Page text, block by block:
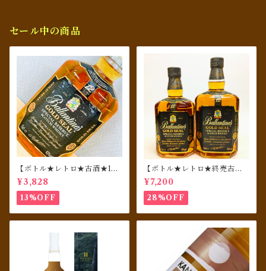
セール中の商品
【ボトル★レトロ★古酒★198
0年代リリース★免税店終売
品】 Ballantine's バランタ
イン ゴールドシール 12年 750
ml
¥3,828
13%OFF
【ボトル★レトロ★終売古酒
セット★1980年代リリース★
免税店終売品】 Ballantine's
バランタイン ゴールドシー
ル 12年 750ml & 1000ml
¥7,200
28%OFF